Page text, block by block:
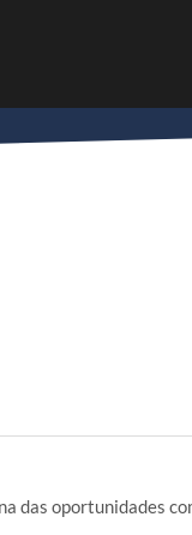
das oportunidades